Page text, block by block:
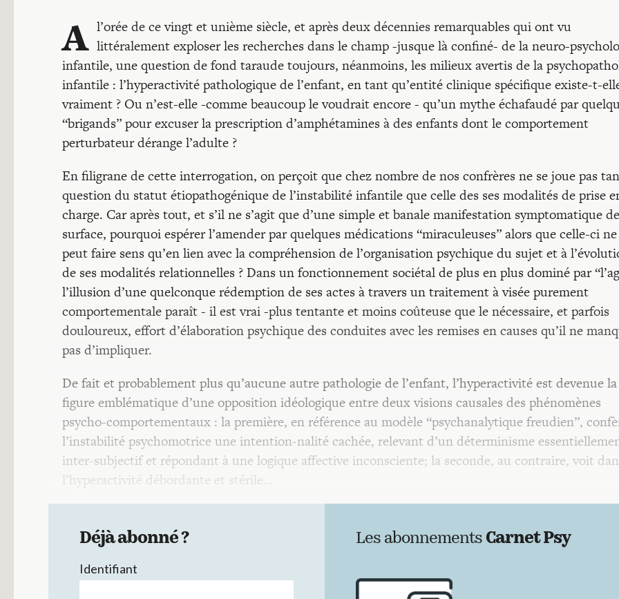
A l’orée de ce vingt et unième siècle, et après deux décennies remarquables qui ont vu
littéralement exploser les recherches dans le champ -jusque là confiné- de la neuro-
infantile, une question de fond taraude toujours, néanmoins, les milieux avertis de la
infantile : l’hyperactivité pathologique de l’enfant, en tant qu’entité clinique spécifique existe-t-
vraiment ? Ou n’est-elle -comme beaucoup le voudrait encore - qu’un mythe échafaudé par
“brigands” pour excuser la prescription d’amphétamines à des enfants dont le comportement
perturbateur dérange l’adulte ?
En filigrane de cette interrogation, on perçoit que chez nombre de nos confrères ne se joue pas
question du statut étiopathogénique de l’instabilité infantile que celle des ses modalités de prise
charge. Car après tout, et s’il ne s’agit que d’une simple et banale manifestation symptomatique de
surface, pourquoi espérer l’amender par quelques médications “miraculeuses” alors que celle-ci ne
peut faire sens qu’en lien avec la compréhension de l’organisation psychique du sujet et à
de ses modalités relationnelles ? Dans un fonctionnement sociétal de plus en plus dominé par
l’illusion d’une quelconque rédemption de ses actes à travers un traitement à visée purement
comportementale paraît - il est vrai -plus tentante et moins coûteuse que le nécessaire, et parfois
douloureux, effort d’élaboration psychique des conduites avec les remises en causes qu’il ne
pas d’impliquer.
De fait et probablement plus qu’aucune autre pathologie de l’enfant, l’hyperactivité est devenue la
figure emblématique d’une opposition idéologique entre deux visions causales des phénomènes
psycho-comportementaux : la première, en référence au modèle “psychanalytique freudien”,
l’instabilité psychomotrice une intention-nalité cachée, relevant d’un déterminisme
inter-subjectif et répondant à une logique affective inconsciente; la seconde, au contraire, voit
l’hyperactivité débordante et stérile…
Déjà abonné ?
Identifiant
Les abonnements Carnet Psy